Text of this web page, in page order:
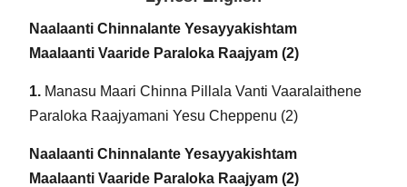
Naalaanti Chinnalante Yesayyakishtam
Maalaanti Vaaride Paraloka Raajyam (2)
1. Manasu Maari Chinna Pillala Vanti Vaaralaithene
Paraloka Raajyamani Yesu Cheppenu (2)
Naalaanti Chinnalante Yesayyakishtam
Maalaanti Vaaride Paraloka Raajyam (2)